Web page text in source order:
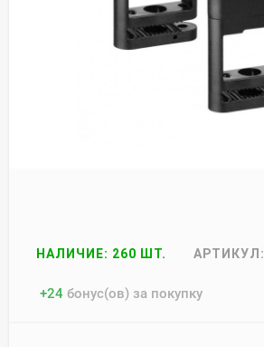
НАЛИЧИЕ: 260 ШТ. АРТИКУЛ:
+24 бонус(ов) за покупку